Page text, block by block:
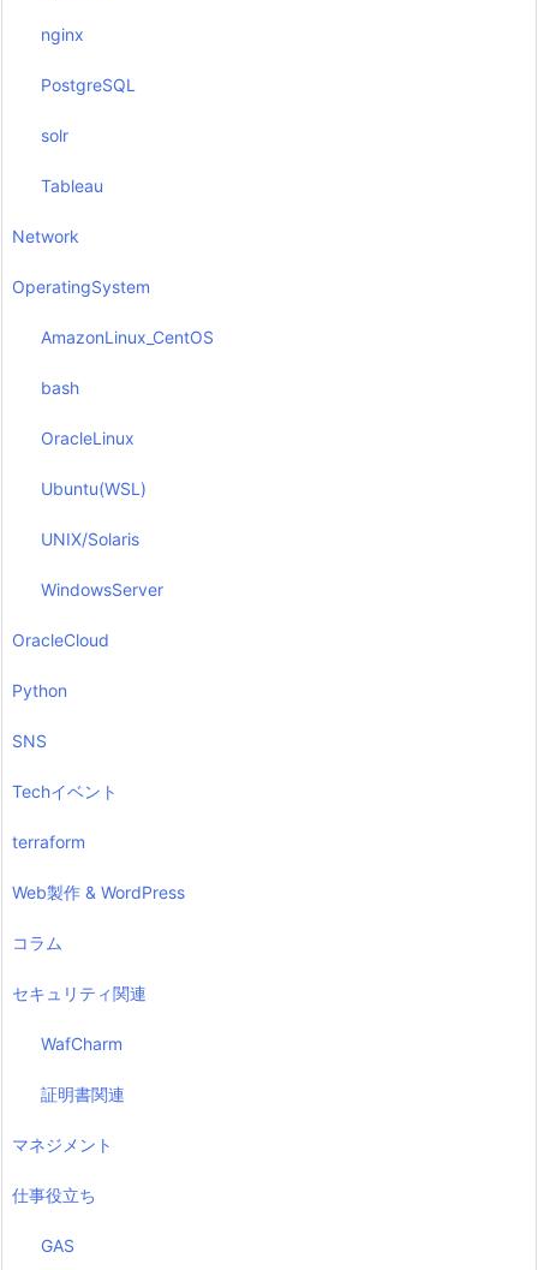
nginx
PostgreSQL
solr
Tableau
Network
OperatingSystem
AmazonLinux_CentOS
bash
OracleLinux
Ubuntu(WSL)
UNIX/Solaris
WindowsServer
OracleCloud
Python
SNS
Techイベント
terraform
Web製作 & WordPress
コラム
セキュリティ関連
WafCharm
証明書関連
マネジメント
仕事役立ち
GAS